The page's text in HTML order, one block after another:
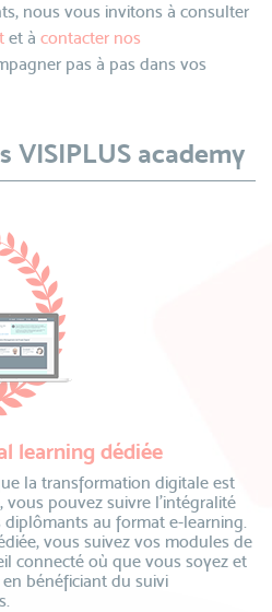
nous vous invitons à consulter
et à contacter nos
pas à pas dans vos
VISIPLUS academy
learning dédiée
la transformation digitale est
pouvez suivre l’intégralité
au format e-learning.
vous suivez vos modules de
connecté où que vous soyez et
bénéficiant du suivi